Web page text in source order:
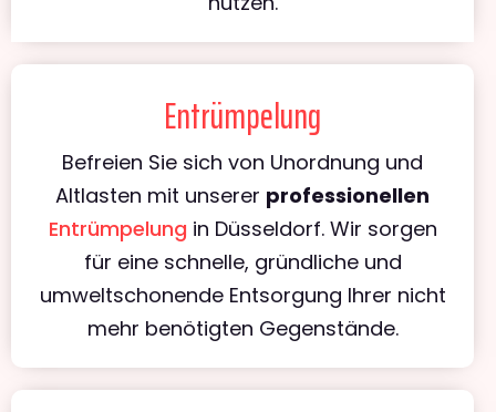
Entrümpelung
Befreien Sie sich von Unordnung und
Altlasten mit unserer professionellen
Entrümpelung in Düsseldorf. Wir sorgen
für eine schnelle, gründliche und
umweltschonende Entsorgung Ihrer nicht
mehr benötigten Gegenstände.